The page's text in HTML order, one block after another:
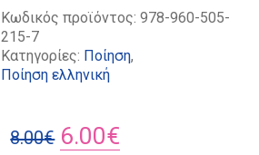
Κωδικός προϊόντος:978-960-505-
215-7
Κατηγορίες: Ποίηση,
Ποίηση ελληνική
8.00€ Original
6.00€